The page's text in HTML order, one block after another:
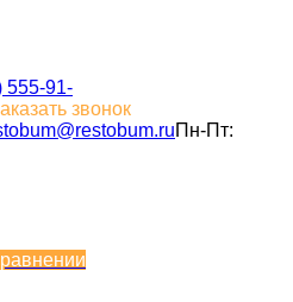
555-91-
звонок
Пн-Пт: